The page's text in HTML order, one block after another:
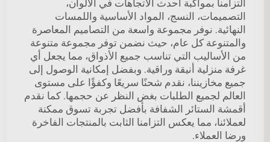
التزامنا بمواكبة أحدث الاتجاهات في الألوان،
التصميمات، النسج، المواد الأساسية واللمسات
النهائية. نوفر مجموعة واسعة من التصاميم المعاصرة
والمتنوعة كل عام، حيث نضمن توفر مجموعة متنوعة
من الأساليب التي تناسب جميع الأذواق، مما يجعل أي
غرفة منزلية أنيقة وراقية. وبفضل إمكانية الوصول إلى
جميع مخازيننا، نقدم شحنًا سريعًا وكفؤًا على مستوى
العالم لجميع الطلبات بغض النظر عن حجمها. كما نقدم
أقمشة الستائر الشفافة بأفضل تجربة تسوق ممكنة
لعملائنا، مما يعكس التزامنا الثابت بالمنتجات الفاخرة
ورضا العملاء.